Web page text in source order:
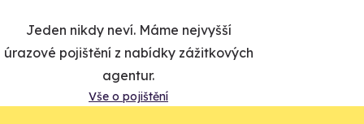
Jeden nikdy neví. Máme nejvyšší
úrazové pojištění z nabídky zážitkových
agentur.
Vše o pojištění